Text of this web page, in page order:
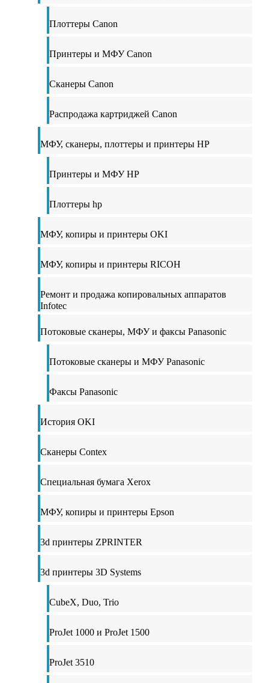
Плоттеры Canon
Принтеры и МФУ Canon
Сканеры Canon
Распродажа картриджей Canon
МФУ, сканеры, плоттеры и принтеры HP
Принтеры и МФУ HP
Плоттеры hp
МФУ, копиры и принтеры OKI
МФУ, копиры и принтеры RICOH
Ремонт и продажа копировальных аппаратов
Infotec
Потоковые сканеры, МФУ и факсы Panasonic
Потоковые сканеры и МФУ Panasonic
Факсы Panasonic
История OKI
Сканеры Contex
Специальная бумага Xerox
МФУ, копиры и принтеры Epson
3d принтеры ZPRINTER
3d принтеры 3D Systems
CubeX, Duo, Trio
ProJet 1000 и ProJet 1500
ProJet 3510